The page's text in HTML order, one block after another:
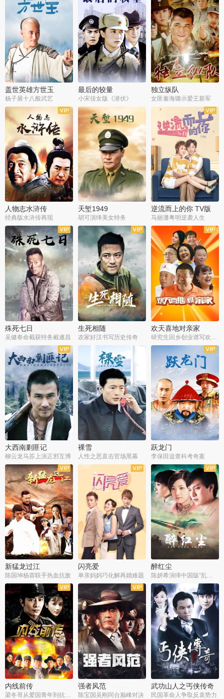
盖世英雄方世玉
杨子展十八般武艺
最后的较量
小宋佳女版《潜伏》
独立纵队
女匪秦海璐示爱王新军
全40集
人物志水浒传
经典版水浒传再现
全30集
天堑1949
胡可演绎美女特务
全43集
逆流而上的你 TV版
马丽潘粤明逆袭人生
全34集
殊死七日
吴健奉命截获特务戴遂昌
全21集
生死相随
农家好汉书写历史传奇
全35集
欢天喜地对亲家
大西南剿匪记
柳云龙马苏上演正邪互博
全21集
裸雪
人性之恶直击官场黑幕
全30集
跃龙门
李保田追查科考奇案
全36集
新猛龙过江
陈国坤杨蓉联手热血抗敌
全37集
闪亮爱
单亲妈妈巧化解再婚难题
全30集
醉红尘
陈妍希演绎中国版“乱世佳人”
全30集
内线前传
全30集
强者风范
陈宝国吴刚同台巅峰对决
全30集
武功山人之丐侠传奇
民国革命人争取反袁势力